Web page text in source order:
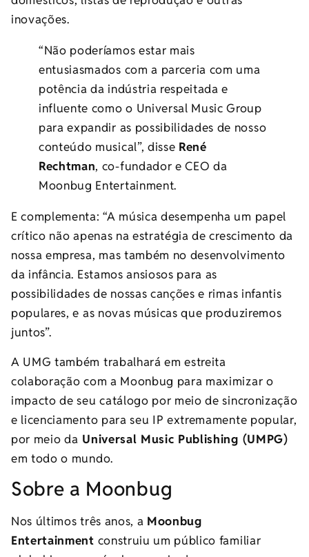
inovações.
“Não poderíamos estar mais
entusiasmados com a parceria com uma
potência da indústria respeitada e
influente como o Universal Music Group
para expandir as possibilidades de nosso
conteúdo musical”, disse René
Rechtman, co-fundador e CEO da
Moonbug Entertainment.
E complementa: “A música desempenha um papel
crítico não apenas na estratégia de crescimento da
nossa empresa, mas também no desenvolvimento
da infância. Estamos ansiosos para as
possibilidades de nossas canções e rimas infantis
populares, e as novas músicas que produziremos
juntos”.
A UMG também trabalhará em estreita
colaboração com a Moonbug para maximizar o
impacto de seu catálogo por meio de sincronização
e licenciamento para seu IP extremamente popular,
por meio da Universal Music Publishing (UMPG)
em todo o mundo.
Sobre a Moonbug
Nos últimos três anos, a Moonbug
Entertainment construiu um público familiar